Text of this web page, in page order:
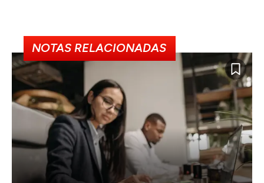
NOTAS RELACIONADAS